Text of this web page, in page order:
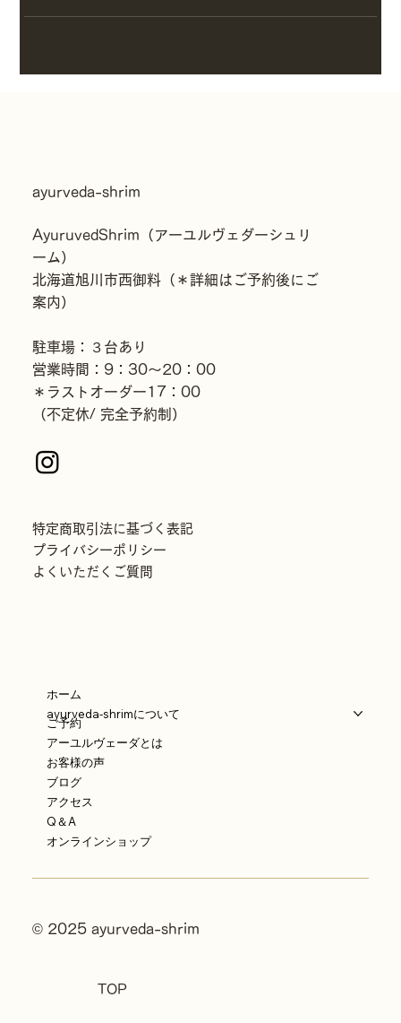
ayurveda-shrim​
AyuruvedShrim（アーユルヴェダーシュリ
ーム）
北海道旭川市西御料（＊詳細はご予約後にご
案内）
駐車場：３台あり
営業時間：9：30〜20：00
＊ラストオーダー17：00
（不定休/ 完全予約制）
特定商取引法に基づく表記
プライバシーポリシー
よくいただくご質問
ホーム
ayurveda-shrimについて
ご予約
アーユルヴェーダとは
お客様の声
ブログ
アクセス
Q＆A
オンラインショップ
© 2025 ayurveda-shrim
TOP